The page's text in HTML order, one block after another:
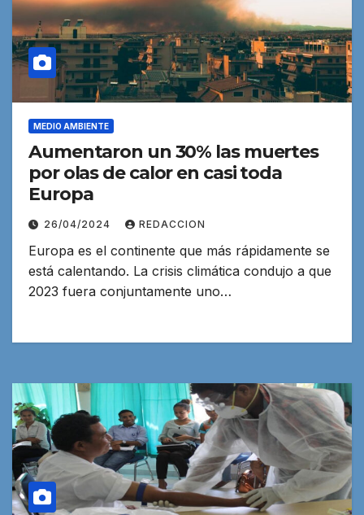
MEDIO AMBIENTE
Aumentaron un 30% las muertes
por olas de calor en casi toda
Europa
26/04/2024 REDACCION
Europa es el continente que más rápidamente se
está calentando. La crisis climática condujo a que
2023 fuera conjuntamente uno…